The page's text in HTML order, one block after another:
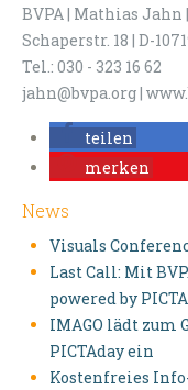
BVPA | Mathias
Schaperstr. 18 | D-
Tel.: 030 - 323 16 62
jahn@bvpa.org |
teilen
merken
News
Visuals
Last Call: Mit
powered by PICTA
IMAGO lädt zum
PICTAday ein
Kostenfreies